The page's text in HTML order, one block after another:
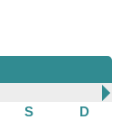
S
D